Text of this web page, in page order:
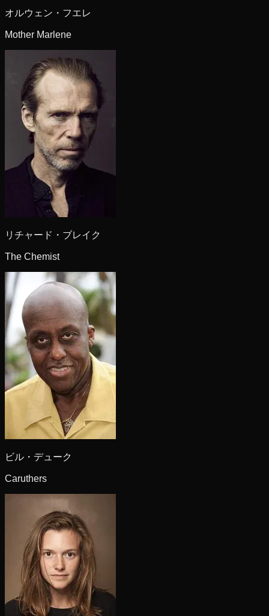
オルウェン・フエレ
Mother Marlene
リチャード・ブレイク
The Chemist
ビル・デューク
Caruthers